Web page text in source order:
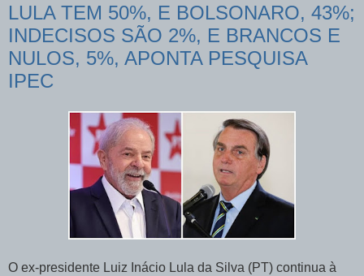
LULA TEM 50%, E BOLSONARO, 43%;
INDECISOS SÃO 2%, E BRANCOS E
NULOS, 5%, APONTA PESQUISA
IPEC
O ex-presidente Luiz Inácio Lula da Silva (PT) continua à